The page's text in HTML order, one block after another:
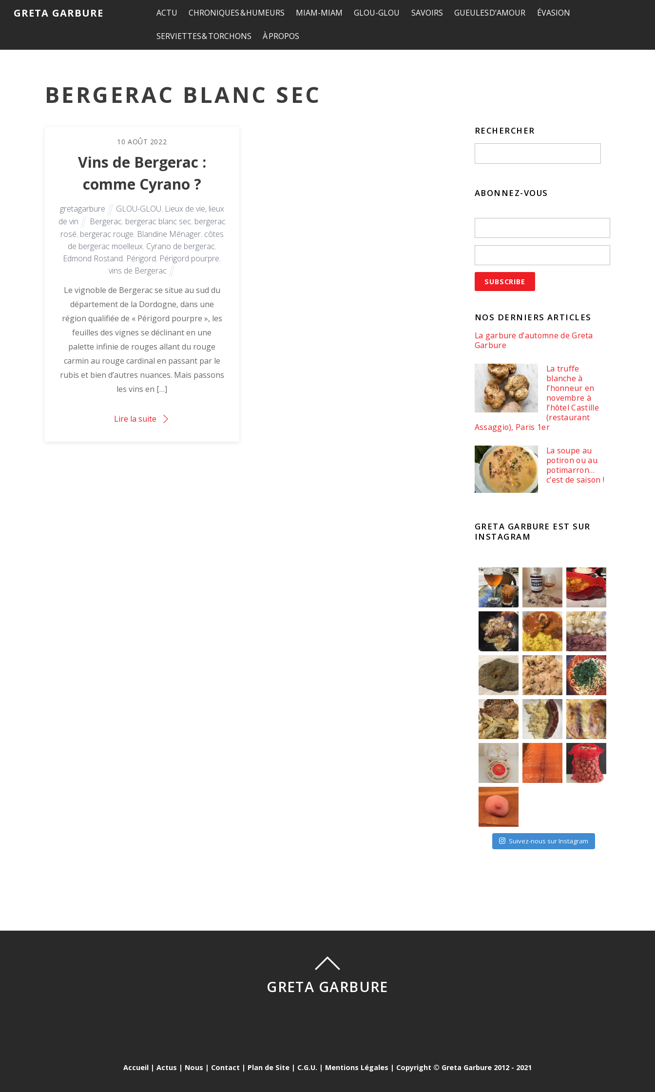
GRETA GARBURE ACTU CHRONIQUES & HUMEURS MIAM-MIAM GLOU-GLOU SAVOIRS GUEULES D’AMOUR ÉVASION
SERVIETTES & TORCHONS À PROPOS
BERGERAC BLANC SEC
10 AOÛT 2022
Vins de Bergerac :
comme Cyrano ?
gretagarbure GLOU-GLOU, Lieux de vie, lieux
de vin
Bergerac, bergerac blanc sec, bergerac
rosé, bergerac rouge, Blandine Ménager, côtes
de bergerac moelleux, Cyrano de bergerac,
Edmond Rostand, Périgord, Périgord pourpre,
vins de Bergerac
Le vignoble de Bergerac se situe au sud du
département de la Dordogne, dans une
région qualifiée de « Périgord pourpre », les
feuilles des vignes se déclinant en une
palette infinie de rouges allant du rouge
carmin au rouge cardinal en passant par le
rubis et bien d’autres nuances. Mais passons
les vins en […]
Lire la suite
RECHERCHER
ABONNEZ-VOUS
NOS DERNIERS ARTICLES
La garbure d’automne de Greta
Garbure
La truffe
blanche à
l’honneur en
novembre à
l’hôtel Castille
(restaurant
Assaggio), Paris 1er
La soupe au
potiron ou au
potimarron…
c’est de saison !
GRETA GARBURE EST SUR
INSTAGRAM
Suivez-nous sur Instagram
GRETA GARBURE
Accueil | Actus | Nous | Contact | Plan de Site | C.G.U. | Mentions Légales | Copyright © Greta Garbure 2012 - 2021